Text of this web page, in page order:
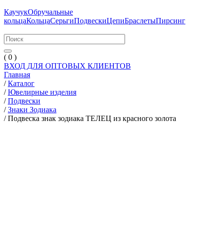
КаучукОбручальные
кольцаКольцаСерьгиПодвескиЦепиБраслетыПирсинг
( 0 )
ВХОД ДЛЯ ОПТОВЫХ КЛИЕНТОВ
Главная
/ Каталог
/ Ювелирные изделия
/ Подвески
/ Знаки Зодиака
/ Подвеска знак зодиака ТЕЛЕЦ из красного золота